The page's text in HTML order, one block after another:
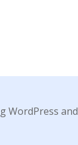
WordPress and